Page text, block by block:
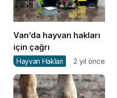
Van’da hayvan hakları
için çağrı
Hayvan Hakları 2 yıl önce